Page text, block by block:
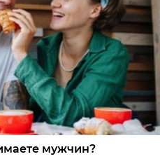
мужчин?